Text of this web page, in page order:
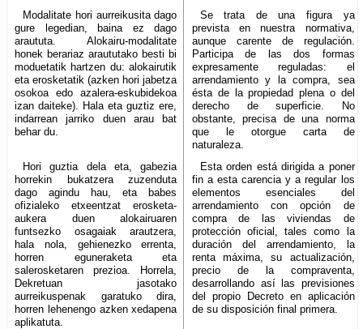
Modalitate hori aurreikusita dago
gure legedian, baina ez dago
araututa. Alokairu-modalitate
honek berariaz araututako besti bi
moduetatik hartzen du: alokairutik
eta erosketatik (azken hori jabetza
osokoa edo azalera-eskubidekoa
izan daiteke). Hala eta guztiz ere,
indarrean jarriko duen arau bat
behar du.
Se trata de una figura ya
prevista en nuestra normativa,
aunque carente de regulación.
Participa de las dos formas
expresamente reguladas: el
arrendamiento y la compra, sea
ésta de la propiedad plena o del
derecho de superficie. No
obstante, precisa de una norma
que le otorgue carta de
naturaleza.
Hori guztia dela eta, gabezia
horrekin bukatzera zuzenduta
dago agindu hau, eta babes
ofizialeko etxeentzat erosketa-
aukera duen alokairuaren
funtsezko osagaiak arautzera,
hala nola, gehienezko errenta,
horren eguneraketa eta
salerosketaren prezioa. Horrela,
Dekretuan jasotako
aurreikuspenak garatuko dira,
horren lehenengo azken xedapena
aplikatuta.
Esta orden está dirigida a poner
fin a esta carencia y a regular los
elementos esenciales del
arrendamiento con opción de
compra de las viviendas de
protección oficial, tales como la
duración del arrendamiento, la
renta máxima, su actualización,
precio de la compraventa,
desarrollando así las previsiones
del propio Decreto en aplicación
de su disposición final primera.